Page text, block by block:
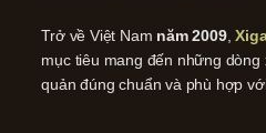
Trở về Việt Nam năm 2009,
mục tiêu mang đến những
quản đúng chuẩn và phù hợp